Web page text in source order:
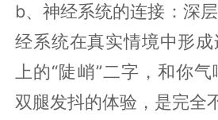
b、神经系统的连接：深
经系统在真实情境中形
上的“陡峭”二字，和你
双腿发抖的体验，是完全